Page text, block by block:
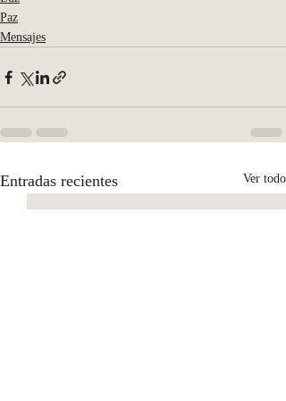
Paz
Mensajes
Entradas recientes Ver todo